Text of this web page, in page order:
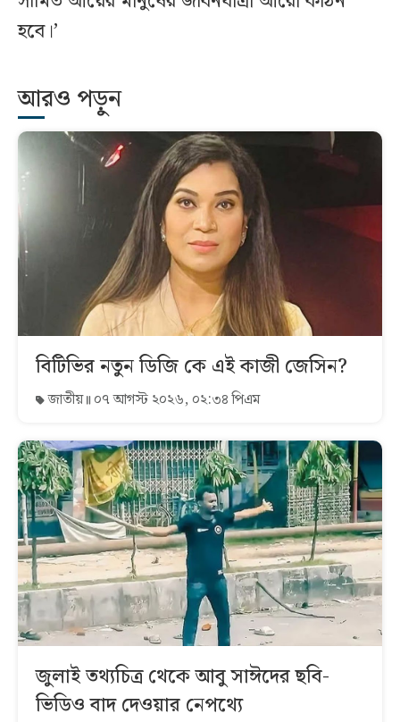
হবে।’
আরও পড়ুন
বিটিভির নতুন ডিজি কে এই কাজী জেসিন?
জাতীয় ০৭ আগস্ট ২০২৬, ০২:৩৪ পিএম
জুলাই তথ্যচিত্র থেকে আবু সাঈদের ছবি-
ভিডিও বাদ দেওয়ার নেপথ্যে